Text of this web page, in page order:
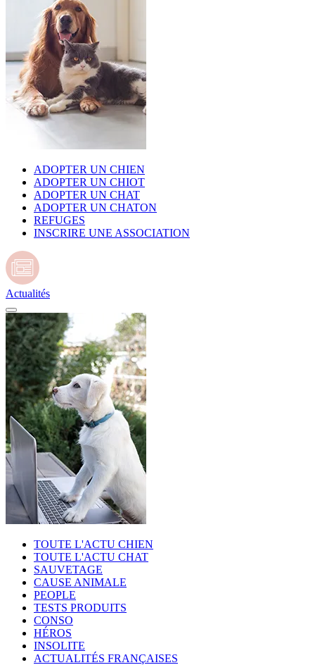
ADOPTER UN CHIEN
ADOPTER UN CHIOT
ADOPTER UN CHAT
ADOPTER UN CHATON
REFUGES
INSCRIRE UNE ASSOCIATION
Actualités
TOUTE L'ACTU CHIEN
TOUTE L'ACTU CHAT
SAUVETAGE
CAUSE ANIMALE
PEOPLE
TESTS PRODUITS
CONSO
HÉROS
INSOLITE
ACTUALITÉS FRANÇAISES